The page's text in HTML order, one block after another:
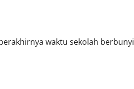
berakhirnya waktu sekolah